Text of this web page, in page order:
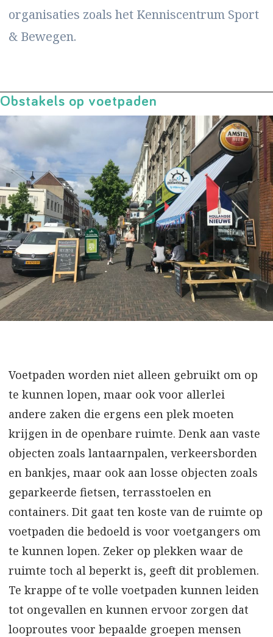
organisaties zoals het Kenniscentrum Sport
& Bewegen.
Obstakels op voetpaden
Voetpaden worden niet alleen gebruikt om op
te kunnen lopen, maar ook voor allerlei
andere zaken die ergens een plek moeten
krijgen in de openbare ruimte. Denk aan vaste
objecten zoals lantaarnpalen, verkeersborden
en bankjes, maar ook aan losse objecten zoals
geparkeerde fietsen, terrasstoelen en
containers. Dit gaat ten koste van de ruimte op
voetpaden die bedoeld is voor voetgangers om
te kunnen lopen. Zeker op plekken waar de
ruimte toch al beperkt is, geeft dit problemen.
Te krappe of te volle voetpaden kunnen leiden
tot ongevallen en kunnen ervoor zorgen dat
looproutes voor bepaalde groepen mensen